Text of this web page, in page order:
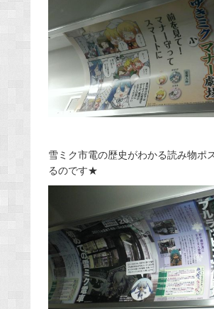
雪ミク市電の歴史がわかる読み物ポ
るのです★